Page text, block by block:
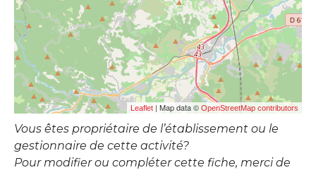
Leaflet | Map data © OpenStreetMap contributors
Vous êtes propriétaire de l’établissement ou le
gestionnaire de cette activité?
Pour modifier ou compléter cette fiche, merci de